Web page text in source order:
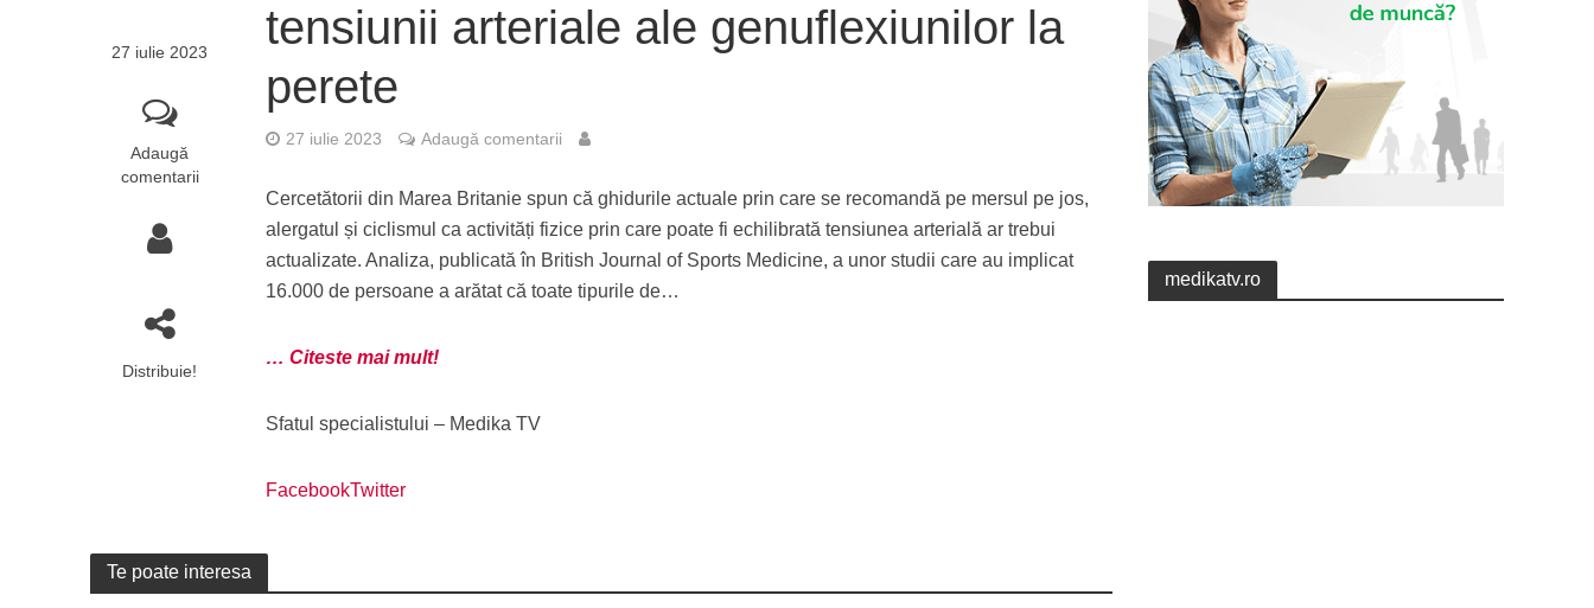
27 iulie 2023
Adaugă
comentarii
Distribuie!
tensiunii arteriale ale genuflexiunilor la
perete
27 iulie 2023 Adaugă comentarii
Cercetătorii din Marea Britanie spun că ghidurile actuale prin care se recomandă pe mersul pe jos,
alergatul și ciclismul ca activități fizice prin care poate fi echilibrată tensiunea arterială ar trebui
actualizate. Analiza, publicată în British Journal of Sports Medicine, a unor studii care au implicat
16.000 de persoane a arătat că toate tipurile de…
… Citeste mai mult!
Sfatul specialistului – Medika TV
FacebookTwitter
Te poate interesa
medikatv.ro